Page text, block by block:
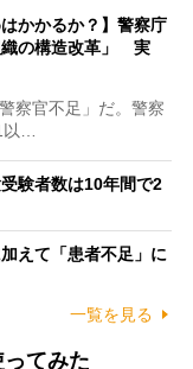
かかるか？】警察庁
織の構造改革」 実
察官不足」だ。警察
以…
験者数は10年間で2
えて「患者不足」に
一覧を見る
てみた